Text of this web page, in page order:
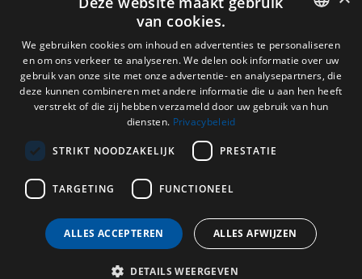
DUTCH
FRENCH
van cookies.
We gebruiken cookies om inhoud en advertenties te personaliseren
en om ons verkeer te analyseren. We delen ook informatie over uw
gebruik van onze site met onze advertentie- en analysepartners, die
deze kunnen combineren met andere informatie die u aan hen heeft
verstrekt of die zij hebben verzameld door uw gebruik van hun
diensten. Privacybeleid
STRIKT NOODZAKELIJK PRESTATIE
TARGETING FUNCTIONEEL
ALLES ACCEPTEREN ALLES AFWIJZEN
DETAILS WEERGEVEN